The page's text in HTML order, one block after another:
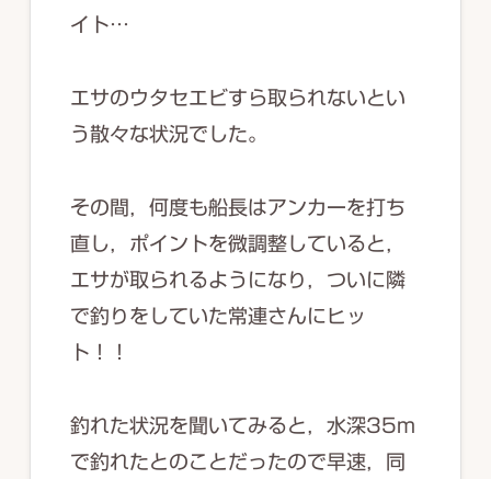
イト…
エサのウタセエビすら取られないとい
う散々な状況でした。
その間，何度も船長はアンカーを打ち
直し，ポイントを微調整していると，
エサが取られるようになり，ついに隣
で釣りをしていた常連さんにヒッ
ト！！
釣れた状況を聞いてみると，水深35m
で釣れたとのことだったので早速，同